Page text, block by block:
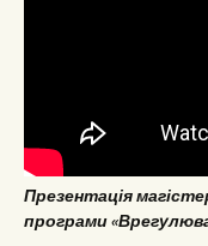
Презентація
програми